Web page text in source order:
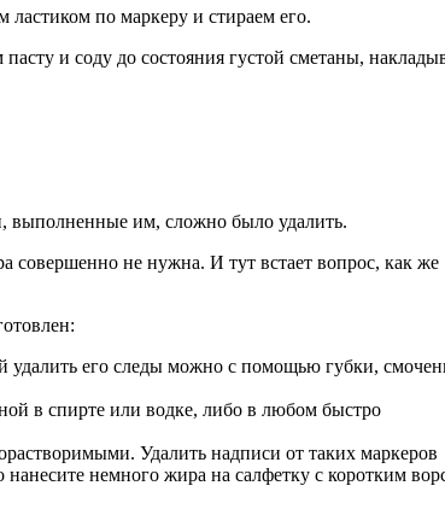
по маркеру и стираем его.
и соду до состояния густой сметаны,
выполненные им, сложно было удалить.
совершенно не нужна. И тут встает вопрос, как же
удалить его следы можно с помощью губки,
в спирте или водке, либо в любом быстро
Удалить надписи от таких маркеров
немного жира на салфетку с коротким